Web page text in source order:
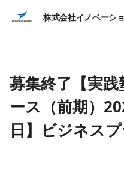
株式会社イノベーシ
募集終了【実
ース（前期）
日】ビジネス